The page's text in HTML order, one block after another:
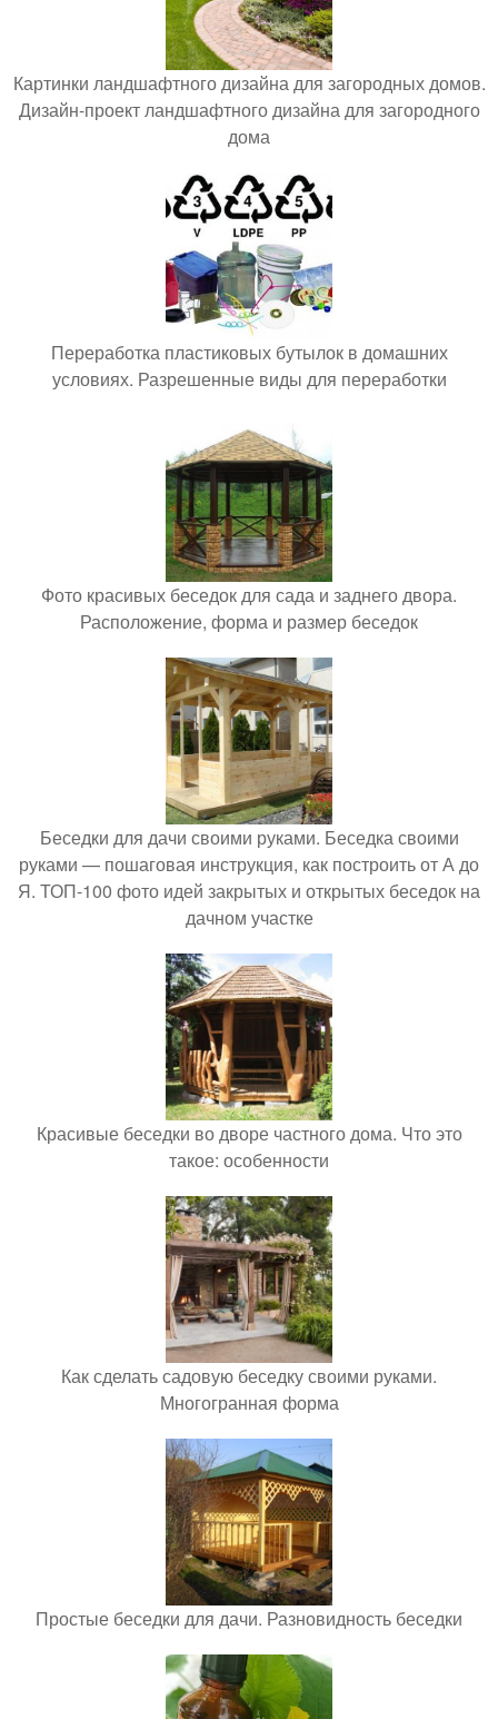
Картинки ландшафтного дизайна для загородных домов.
Дизайн-проект ландшафтного дизайна для загородного
дома
Переработка пластиковых бутылок в домашних
условиях. Разрешенные виды для переработки
Фото красивых беседок для сада и заднего двора.
Расположение, форма и размер беседок
Беседки для дачи своими руками. Беседка своими
руками — пошаговая инструкция, как построить от А до
Я. ТОП-100 фото идей закрытых и открытых беседок на
дачном участке
Красивые беседки во дворе частного дома. Что это
такое: особенности
Как сделать садовую беседку своими руками.
Многогранная форма
Простые беседки для дачи. Разновидность беседки